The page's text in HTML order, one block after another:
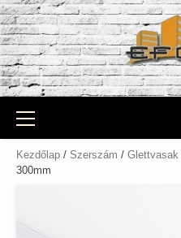
Skip
to
content
Primary
Menu
Kezdőlap / Szerszám / Glettvasak
300mm